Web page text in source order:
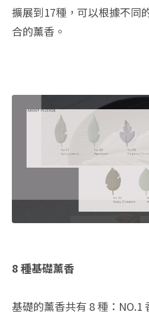
擴展到17種，可以根據不同
合的薰香。
8 種基礎薰香
基礎的薰香共有 8 種：NO.1